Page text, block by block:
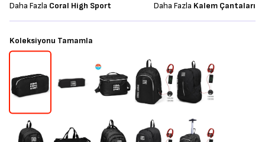
Daha Fazla Coral High Sport Daha Fazla Kalem Çantaları
Koleksiyonu Tamamla